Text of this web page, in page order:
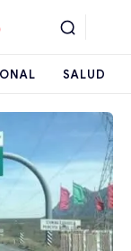
SALUD